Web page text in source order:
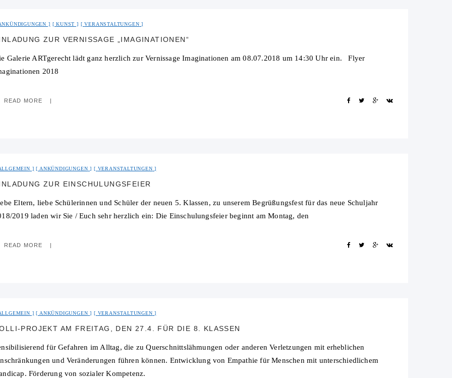
KUNST VERANSTALTUNGEN
ZUR VERNISSAGE „IMAGINATIONEN“
Galerie ARTgerecht lädt ganz herzlich zur Vernissage Imaginationen am 08.07.2018 um 14:30 Uhr ein. Flyer
2018
READ MORE
ANKÜNDIGUNGEN VERANSTALTUNGEN
ZUR EINSCHULUNGSFEIER
Eltern, liebe Schülerinnen und Schüler der neuen 5. Klassen, zu unserem Begrüßungsfest für das neue Schuljahr
2019 laden wir Sie / Euch sehr herzlich ein: Die Einschulungsfeier beginnt am Montag, den
READ MORE
ANKÜNDIGUNGEN VERANSTALTUNGEN
PROJEKT AM FREITAG, DEN 27.4. FÜR DIE 8. KLASSEN
für Gefahren im Alltag, die zu Querschnittslähmungen oder anderen Verletzungen mit erheblichen
und Veränderungen führen können. Entwicklung von Empathie für Menschen mit unterschiedlichem
Förderung von sozialer Kompetenz.